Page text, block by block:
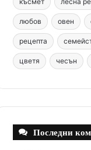
t
любов овен
рецепта
цветя чесън
Последни